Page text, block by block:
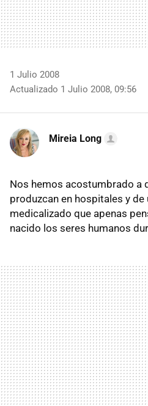
1 Julio 2008
Actualizado 1 Julio 2008, 09:56
Mireia Long
Nos hemos acostumbrado a
produzcan en hospitales y de
medicalizado que apenas
nacido los seres humanos